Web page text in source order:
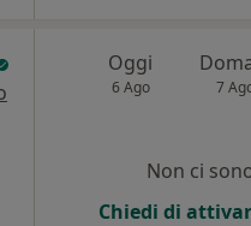
Oggi
6 Ago 7
Non ci
Chiedi di